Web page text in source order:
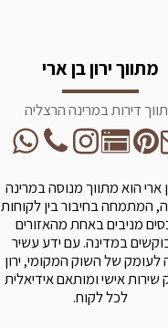
מתווך ירון בן ארי
דירות במרינה הרצליה
ארי הוא מתווך מנוסה במרינה
המתמחה בחיבור בין לקוחות
מניבים באחת מהאזורים
במדינה. עם ידע עשיר
לעומק של השוק המקומי, ירון
אישי ומותאם אידיאלית
לכל לקוח.